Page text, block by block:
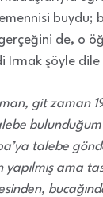
buydu;
gerçeğini de, o
Irmak şöyle
git zaman
talebe
ama